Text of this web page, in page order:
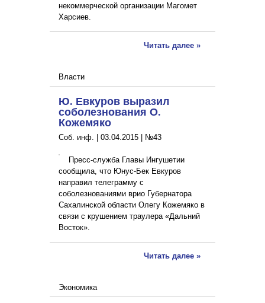
некоммерческой организации Магомет
Харсиев.
Читать далее »
Власти
Ю. Евкуров выразил
соболезнования О.
Кожемяко
Соб. инф. | 03.04.2015 №43
Пресс-служба Главы Ингушетии
сообщила, что Юнус-Бек Евкуров
направил телеграмму с
соболезнованиями врио Губернатора
Сахалинской области Олегу Кожемяко в
связи с крушением траулера «Дальний
Восток».
Читать далее »
Экономика